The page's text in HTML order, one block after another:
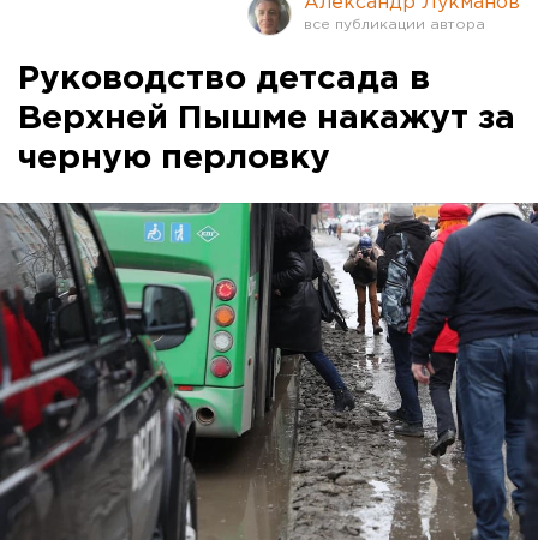
Руководство детсада в
Верхней Пышме накажут за
черную перловку